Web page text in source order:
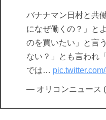
バナナマン日村と共
になぜ働くの？」と
のを買いたい」と言
ない？」とも言われ
では…
— オリコンニュース